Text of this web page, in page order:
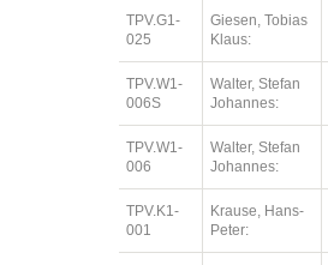
TPV.G1-
025
Giesen, Tobias
Klaus:
TPV.W1-
006S
Walter, Stefan
Johannes:
TPV.W1-
006
Walter, Stefan
Johannes:
TPV.K1-
001
Krause, Hans-
Peter: